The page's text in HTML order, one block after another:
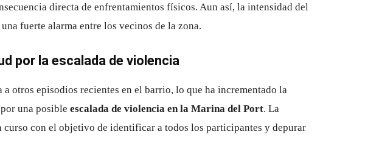
directa de enfrentamientos físicos. Aun así, la intensidad del
fuerte alarma entre los vecinos de la zona.
por la escalada de violencia
a otros episodios recientes en el barrio, lo que ha incrementado la
una posible escalada de violencia en la Marina del Port. La
curso con el objetivo de identificar a todos los participantes y depurar